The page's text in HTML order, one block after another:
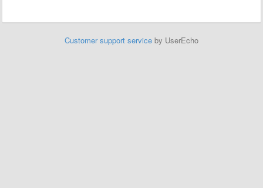
Customer support service by UserEcho